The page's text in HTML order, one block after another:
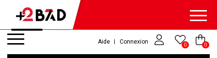
Aide Connexion 0 0